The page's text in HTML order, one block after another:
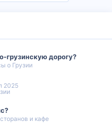
грузинскую дорогу?
о Грузии
2025
и кафе